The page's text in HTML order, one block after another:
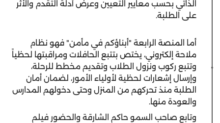
الذاتي بحسب معايير التعيين وعرض أدلة التقدم والأثر
على الطلبة.
أما المنصة الرابعة "أبناؤكم في مأمن" فهو نظام
ملاحة إلكتروني، يختص بتتبع الحافلات ومراقبتها لحظياً
وتتبع ركوب ونزول الطلاب وتقديم مخطط للرحلة،
وإرسال إشعارات لحظية لأولياء الأمور، لضمان أمان
الطلبة منذ تحركهم من المنزل وحتى دخولهم المدارس
والعودة منها.
وتابع صاحب السمو حاكم الشارقة والحضور فيلم